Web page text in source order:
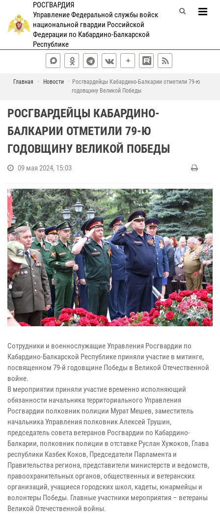
РОСГВАРДИЯ
Управление Федеральной службы войск
национальной гвардии Российской
Федерации по Кабардино-Балкарской
Республике
Главная Новости
Росгвардейцы Кабардино-Балкарии отметили 79-ю
годовщину Великой Победы
РОСГВАРДЕЙЦЫ КАБАРДИНО-
БАЛКАРИИ ОТМЕТИЛИ 79-Ю
ГОДОВЩИНУ ВЕЛИКОЙ ПОБЕДЫ
09 мая 2024, 15:03
Сотрудники и военнослужащие Управления Росгвардии по
Кабардино-Балкарской Республике приняли участие в митинге,
посвященном 79-й годовщине Победы в Великой Отечественной
войне.
В мероприятии приняли участие временно исполняющий
обязанности начальника территориального Управления
Росгвардии полковник полиции Мурат Мешев, заместитель
начальника Управления полковник Алексей Трушин,
председатель совета ветеранов Росгвардии по Кабардино-
Балкарии, полковник полиции в отставке Руслан Хужоков, Глава
республики Казбек Коков, Председатели Парламента и
Правительства региона, представители министерств и ведомств,
правоохранительных органов, общественных и ветеранских
организаций, учащиеся городских школ, кадеты, юнармейцы и
волонтеры Победы. Главные участники мероприятия – ветераны
Великой Отечественной войны.